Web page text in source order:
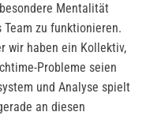
Mentalität
Team zu funktionieren.
wir haben ein Kollektiv,
Probleme seien
und Analyse spielt
an diesen